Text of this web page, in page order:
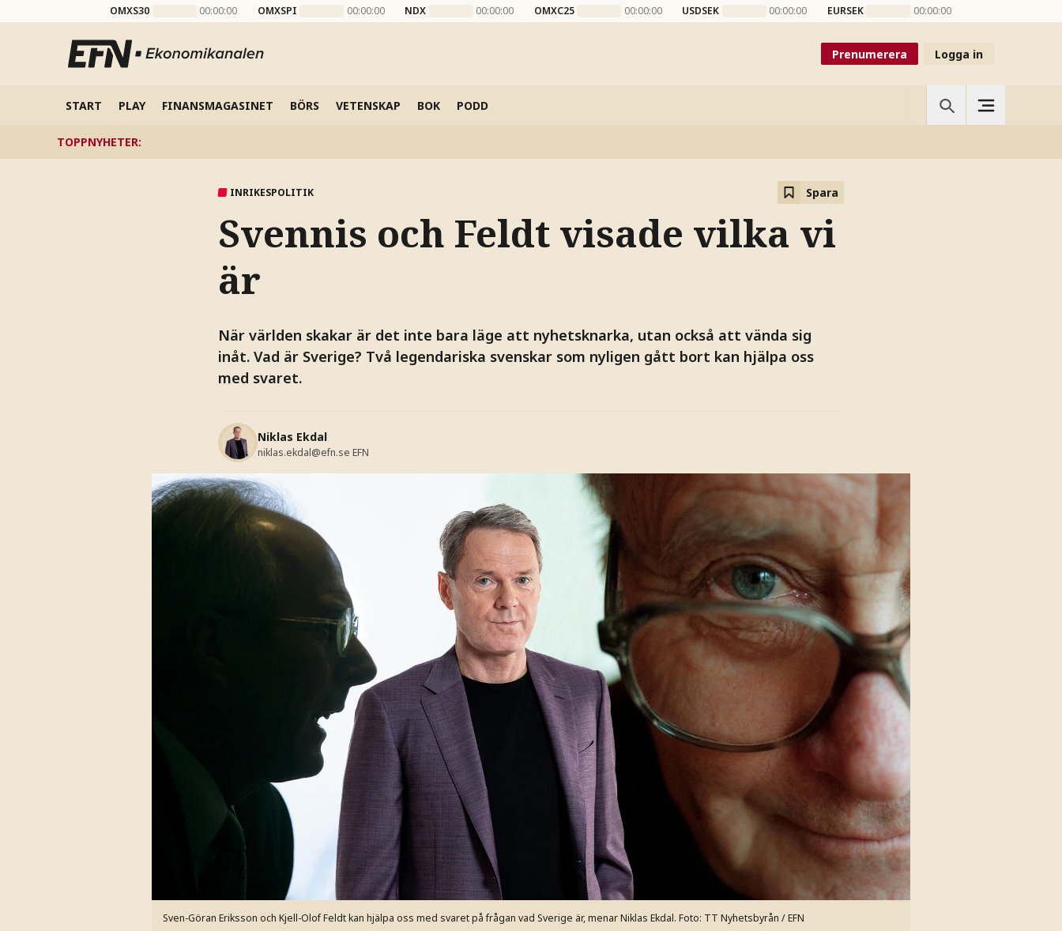
OMXS30 00:00:00 OMXSPI 00:00:00 NDX 00:00:00 OMXC25 00:00:00 USDSEK 00:00:00 EURSEK 00:00:00
Prenumerera Logga in
START PLAY FINANSMAGASINET BÖRS VETENSKAP BOK PODD
TOPPNYHETER:
INRIKESPOLITIK Spara
Svennis och Feldt visade vilka vi
är
När världen skakar är det inte bara läge att nyhetsknarka, utan också att vända sig
inåt. Vad är Sverige? Två legendariska svenskar som nyligen gått bort kan hjälpa oss
med svaret.
Niklas Ekdal
niklas.ekdal@efn.se EFN
Sven-Göran Eriksson och Kjell-Olof Feldt kan hjälpa oss med svaret på frågan vad Sverige är, menar Niklas Ekdal. Foto: TT Nyhetsbyrån / EFN